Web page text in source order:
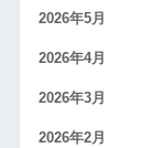
2026年5月
2026年4月
2026年3月
2026年2月